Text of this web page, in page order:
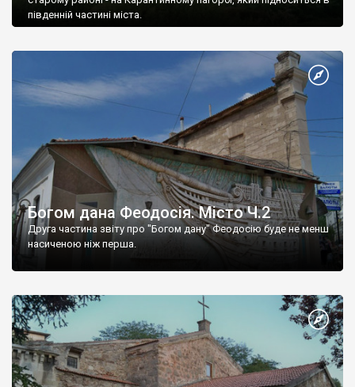
південній частині міста.
Богом дана Феодосія. Місто Ч.2
Друга частина звіту про "Богом дану" Феодосію буде не менш
насиченою ніж перша.